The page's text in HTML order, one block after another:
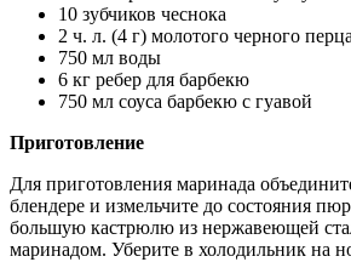
10 зубчиков чеснока
2 ч. л. (4 г) молотого черного
750 мл воды
6 кг ребер для барбекю
750 мл соуса барбекю с гуавой
Приготовление
Для приготовления маринада
блендере и измельчите до состояния
большую кастрюлю из нержавеющей
маринадом. Уберите в холодильник на